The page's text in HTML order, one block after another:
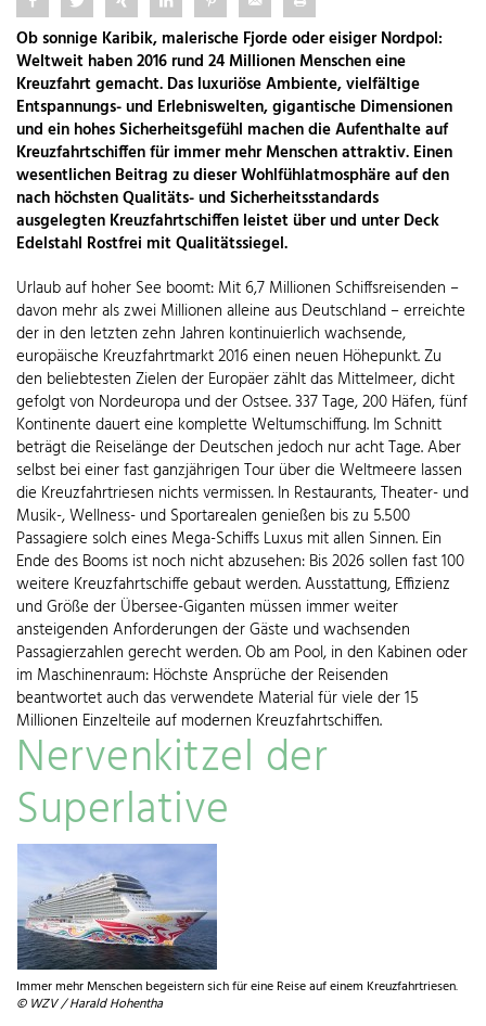
Ob sonnige Karibik, malerische Fjorde oder eisiger Nordpol:
Weltweit haben 2016 rund 24 Millionen Menschen eine
Kreuzfahrt gemacht. Das luxuriöse Ambiente, vielfältige
Entspannungs- und Erlebniswelten, gigantische Dimensionen
und ein hohes Sicherheitsgefühl machen die Aufenthalte auf
Kreuzfahrtschiffen für immer mehr Menschen attraktiv. Einen
wesentlichen Beitrag zu dieser Wohlfühlatmosphäre auf den
nach höchsten Qualitäts- und Sicherheitsstandards
ausgelegten Kreuzfahrtschiffen leistet über und unter Deck
Edelstahl Rostfrei mit Qualitätssiegel.
Urlaub auf hoher See boomt: Mit 6,7 Millionen Schiffsreisenden –
davon mehr als zwei Millionen alleine aus Deutschland – erreichte
der in den letzten zehn Jahren kontinuierlich wachsende,
europäische Kreuzfahrtmarkt 2016 einen neuen Höhepunkt. Zu
den beliebtesten Zielen der Europäer zählt das Mittelmeer, dicht
gefolgt von Nordeuropa und der Ostsee. 337 Tage, 200 Häfen, fünf
Kontinente dauert eine komplette Weltumschiffung. Im Schnitt
beträgt die Reiselänge der Deutschen jedoch nur acht Tage. Aber
selbst bei einer fast ganzjährigen Tour über die Weltmeere lassen
die Kreuzfahrtriesen nichts vermissen. In Restaurants, Theater- und
Musik-, Wellness- und Sportarealen genießen bis zu 5.500
Passagiere solch eines Mega-Schiffs Luxus mit allen Sinnen. Ein
Ende des Booms ist noch nicht abzusehen: Bis 2026 sollen fast 100
weitere Kreuzfahrtschiffe gebaut werden. Ausstattung, Effizienz
und Größe der Übersee-Giganten müssen immer weiter
ansteigenden Anforderungen der Gäste und wachsenden
Passagierzahlen gerecht werden. Ob am Pool, in den Kabinen oder
im Maschinenraum: Höchste Ansprüche der Reisenden
beantwortet auch das verwendete Material für viele der 15
Millionen Einzelteile auf modernen Kreuzfahrtschiffen.
Nervenkitzel der
Superlative
Immer mehr Menschen begeistern sich für eine Reise auf einem Kreuzfahrtriesen.
© WZV / Harald Hohentha